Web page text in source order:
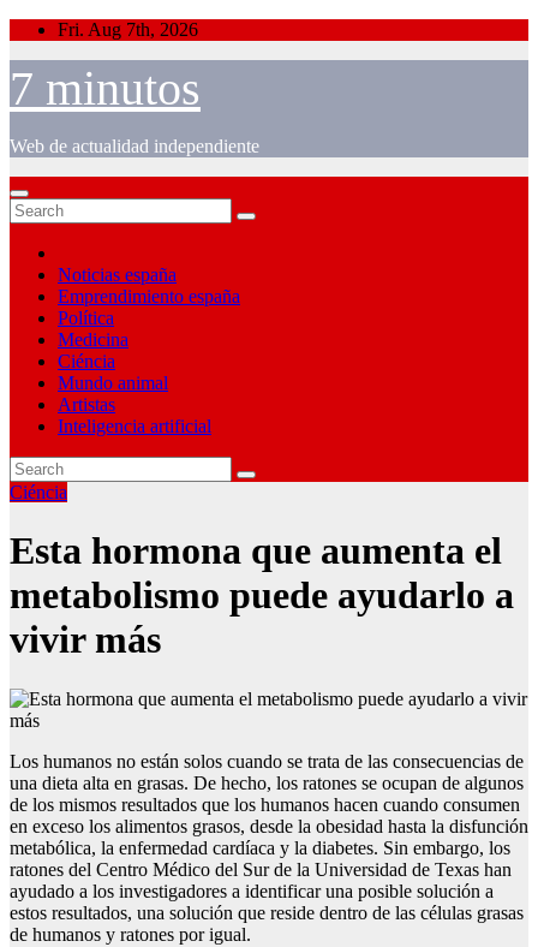
Skip
content
Fri. Aug 7th, 2026
7 minutos
Web de actualidad independiente
Noticias españa
Emprendimiento españa
Política
Medicina
Ciéncia
Mundo animal
Artistas
Inteligencia artificial
Ciéncia
Esta hormona que aumenta el
metabolismo puede ayudarlo a
vivir más
Los humanos no están solos cuando se trata de las consecuencias de
una dieta alta en grasas. De hecho, los ratones se ocupan de algunos
de los mismos resultados que los humanos hacen cuando consumen
en exceso los alimentos grasos, desde la obesidad hasta la disfunción
metabólica, la enfermedad cardíaca y la diabetes. Sin embargo, los
ratones del Centro Médico del Sur de la Universidad de Texas han
ayudado a los investigadores a identificar una posible solución a
estos resultados, una solución que reside dentro de las células grasas
de humanos y ratones por igual.